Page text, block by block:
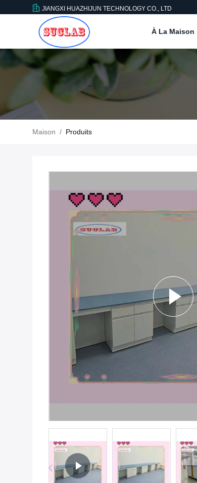
JIANGXI HUAZHIJUN TECHNOLOGY CO., LTD
À La Maison
Maison / Produits